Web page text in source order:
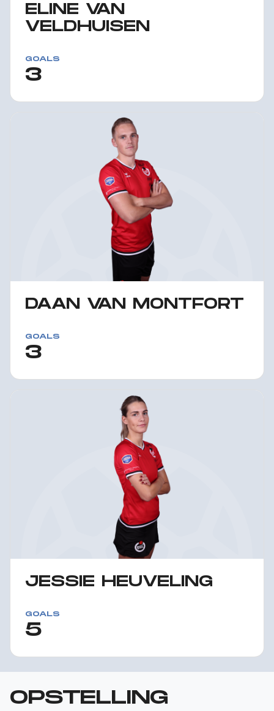
ELINE VAN
VELDHUISEN
GOALS
3
DAAN VAN MONTFORT
GOALS
3
JESSIE HEUVELING
GOALS
5
OPSTELLING